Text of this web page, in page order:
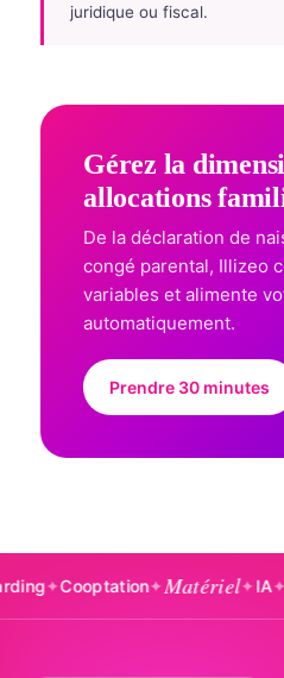
juridique ou fiscal.
Gérez la
allocations
De la déclaration de
congé parental, Illizeo
variables et alimente
automatiquement.
Prendre 30 minutes
Cooptation✦Matériel✦IA✦